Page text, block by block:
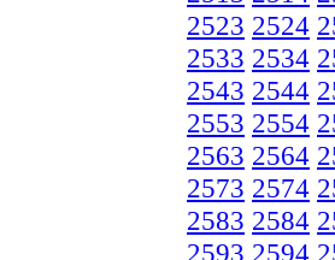
2523 2524
2533 2534
2543 2544
2553 2554
2563 2564
2573 2574
2583 2584
2593 2594